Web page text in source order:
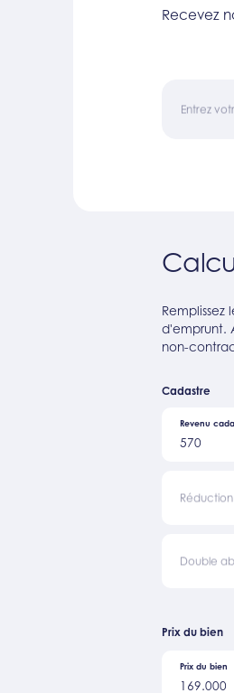
Recevez
Entrez
d'emprunt.
non-
Cadastre
570
Revenu
Réduction
Double
Prix du bien
169.000
Prix du bien